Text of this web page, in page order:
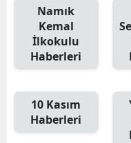
Namık
Kemal
İlkokulu
Haberleri
10 Kasım
Haberleri